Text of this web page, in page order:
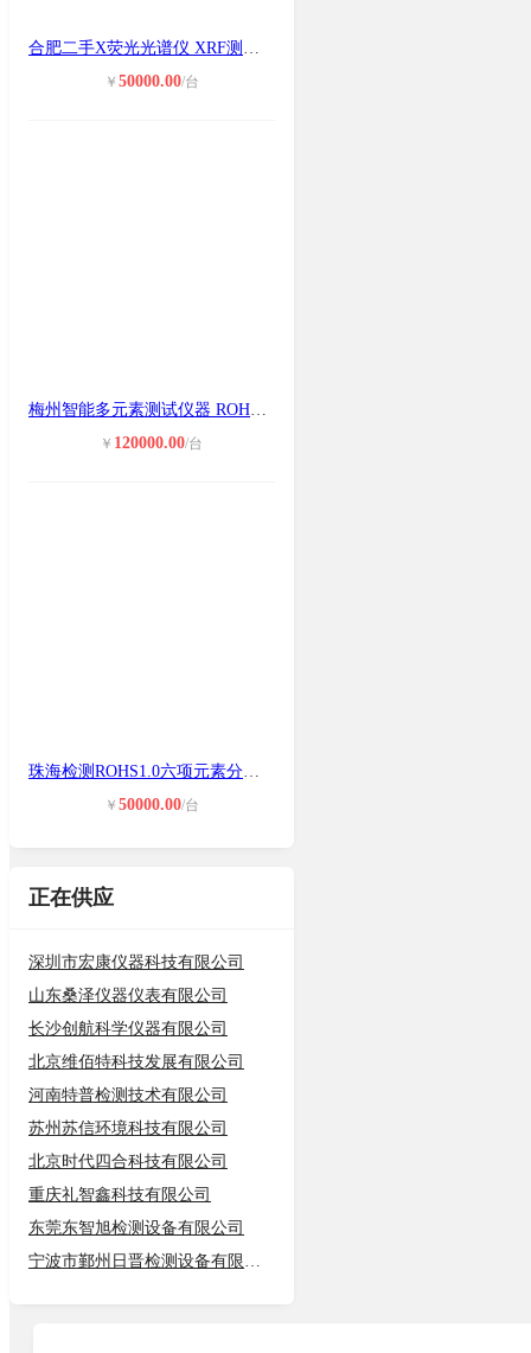
合肥二手X荧光光谱仪 XRF测试环保ROH
￥ 50000.00/台
梅州智能多元素测试仪器 ROHS测试仪
￥ 120000.00/台
珠海检测ROHS1.0六项元素分析仪 低价
￥ 50000.00/台
正在供应
深圳市宏康仪器科技有限公司
山东桑泽仪器仪表有限公司
长沙创航科学仪器有限公司
北京维佰特科技发展有限公司
河南特普检测技术有限公司
苏州苏信环境科技有限公司
北京时代四合科技有限公司
重庆礼智鑫科技有限公司
东莞东智旭检测设备有限公司
宁波市鄞州日晋检测设备有限公司